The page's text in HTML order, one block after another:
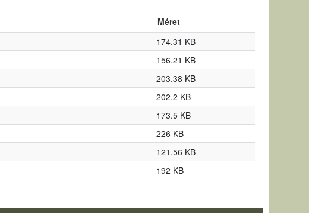
Méret
174.31 KB
156.21 KB
203.38 KB
202.2 KB
173.5 KB
226 KB
121.56 KB
192 KB